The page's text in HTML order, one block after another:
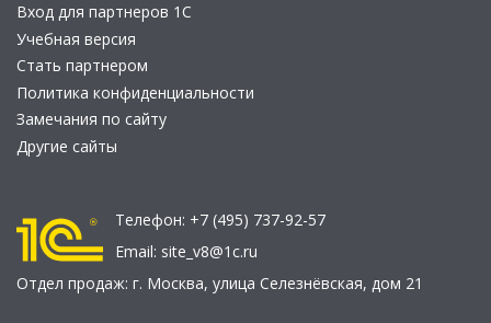
Вход для партнеров 1С
Учебная версия
Стать партнером
Политика конфиденциальности
Замечания по сайту
Другие сайты
Телефон: +7 (495) 737-92-57
Email: site_v8@1c.ru
Отдел продаж: г. Москва, улица Селезнёвская, дом 21